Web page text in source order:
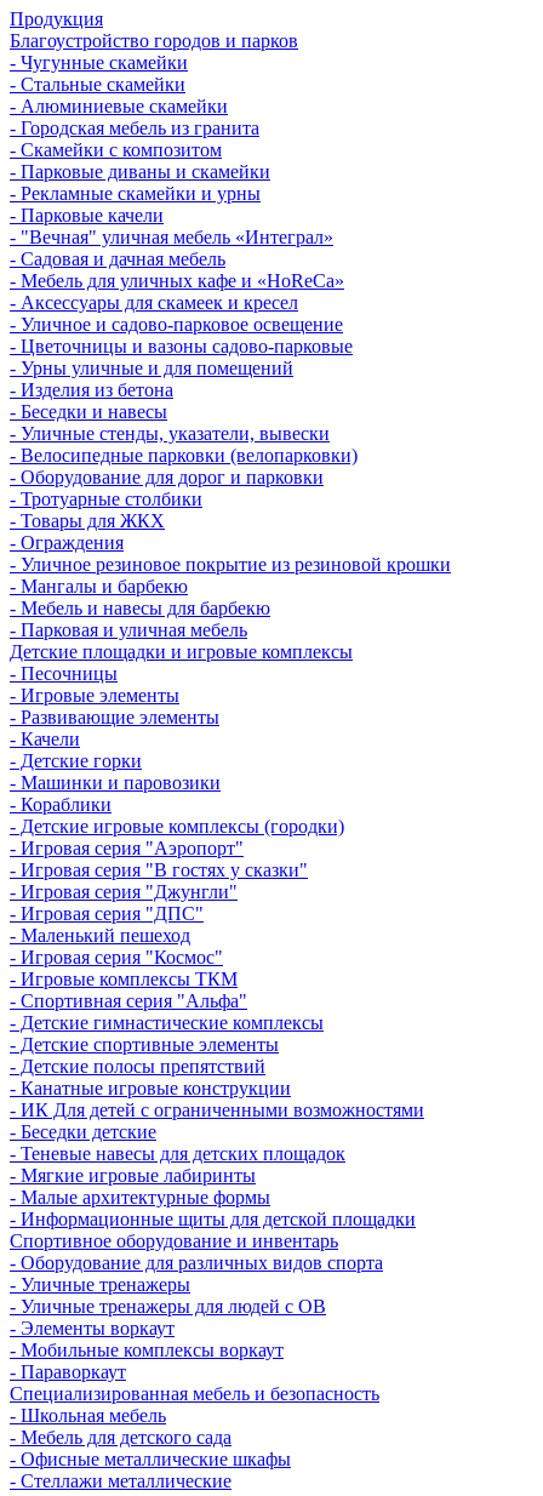
Продукция
Благоустройство городов и парков
- Чугунные скамейки
- Стальные скамейки
- Алюминиевые скамейки
- Городская мебель из гранита
- Скамейки с композитом
- Парковые диваны и скамейки
- Рекламные скамейки и урны
- Парковые качели
- "Вечная" уличная мебель «Интеграл»
- Садовая и дачная мебель
- Мебель для уличных кафе и «HoReCa»
- Аксессуары для скамеек и кресел
- Уличное и садово-парковое освещение
- Цветочницы и вазоны садово-парковые
- Урны уличные и для помещений
- Изделия из бетона
- Беседки и навесы
- Уличные стенды, указатели, вывески
- Велосипедные парковки (велопарковки)
- Оборудование для дорог и парковки
- Тротуарные столбики
- Товары для ЖКХ
- Ограждения
- Уличное резиновое покрытие из резиновой крошки
- Мангалы и барбекю
- Мебель и навесы для барбекю
- Парковая и уличная мебель
Детские площадки и игровые комплексы
- Песочницы
- Игровые элементы
- Развивающие элементы
- Качели
- Детские горки
- Машинки и паровозики
- Кораблики
- Детские игровые комплексы (городки)
- Игровая серия "Аэропорт"
- Игровая серия "В гостях у сказки"
- Игровая серия "Джунгли"
- Игровая серия "ДПС"
- Маленький пешеход
- Игровая серия "Космос"
- Игровые комплексы ТКМ
- Спортивная серия "Альфа"
- Детские гимнастические комплексы
- Детские спортивные элементы
- Детские полосы препятствий
- Канатные игровые конструкции
- ИК Для детей с ограниченными возможностями
- Беседки детские
- Теневые навесы для детских площадок
- Мягкие игровые лабиринты
- Малые архитектурные формы
- Информационные щиты для детской площадки
Спортивное оборудование и инвентарь
- Оборудование для различных видов спорта
- Уличные тренажеры
- Уличные тренажеры для людей с ОВ
- Элементы воркаут
- Мобильные комплексы воркаут
- Параворкаут
Cпециализированная мебель и безопасность
- Школьная мебель
- Мебель для детского сада
- Офисные металлические шкафы
- Стеллажи металлические